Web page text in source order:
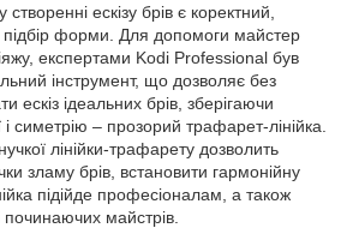
ескізу брів є коректний,
підбір форми. Для допомоги майстер
експертами Kodi Professional був
інструмент, що дозволяє без
ескіз ідеальних брів, зберігаючи
і симетрію – прозорий трафарет-лінійка.
лінійки-трафарету дозволить
зламу брів, встановити гармонійну
підійде професіоналам, а також
починаючих майстрів.